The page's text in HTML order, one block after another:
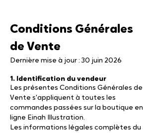
Conditions Générales
de Vente
Dernière mise à jour : 30 juin 2026
1. Identification du vendeur
Les présentes Conditions Générales de
Vente s'appliquent à toutes les
commandes passées sur la boutique en
ligne Einah Illustration.
Les informations légales complètes du